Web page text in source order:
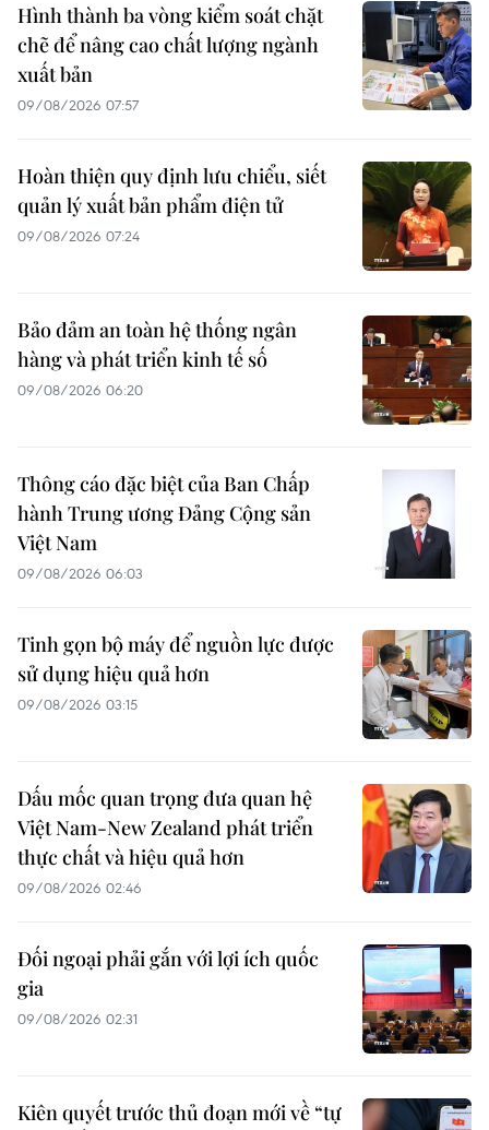
Hình thành ba vòng kiểm soát chặt
chẽ để nâng cao chất lượng ngành
xuất bản
09/08/2026 07:57
Hoàn thiện quy định lưu chiểu, siết
quản lý xuất bản phẩm điện tử
09/08/2026 07:24
Bảo đảm an toàn hệ thống ngân
hàng và phát triển kinh tế số
09/08/2026 06:20
Thông cáo đặc biệt của Ban Chấp
hành Trung ương Đảng Cộng sản
Việt Nam
09/08/2026 06:03
Tinh gọn bộ máy để nguồn lực được
sử dụng hiệu quả hơn
09/08/2026 03:15
Dấu mốc quan trọng đưa quan hệ
Việt Nam-New Zealand phát triển
thực chất và hiệu quả hơn
09/08/2026 02:46
Đối ngoại phải gắn với lợi ích quốc
gia
09/08/2026 02:31
Kiên quyết trước thủ đoạn mới về “tự